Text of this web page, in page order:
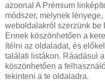
azonnal A Prémium
módszer, melynek
weboldalakról szerzünk be
Ennek köszönhetően a
ítélni az oldaladat, és
találati listákon. Ráadásul
köszönhetően a
tekinteni a te oldaladra.